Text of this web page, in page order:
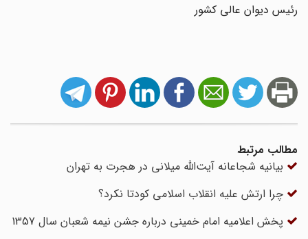
رئیس دیوان عالی کشور
مطالب مرتبط
بیانیه شجاعانه آیت‌الله میلانی در هجرت به تهران
چرا ارتش علیه انقلاب اسلامی کودتا نکرد؟
پخش اعلامیه امام خمینی درباره جشن نیمه شعبان سال 1357